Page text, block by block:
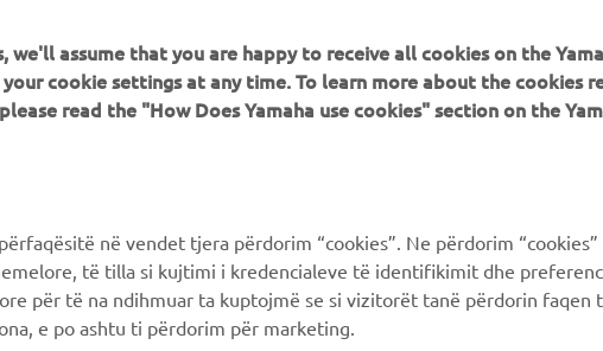
PIÙ YAMAHA
Yamaha Motor Global
Yamaha Blog
Applicazioni mobili
SUPPORTO
Prenota la manutenzione
Concessionari ufficiali
assume that you are happy to receive all cookies on the
cookie settings at any time. To learn more about the cookies
read the "How Does Yamaha use cookies" section on the
në vendet tjera përdorim “cookies”. Ne përdorim
të tilla si kujtimi i kredencialeve të identifikimit dhe
për të na ndihmuar ta kuptojmë se si vizitorët tanë përdorin
e po ashtu ti përdorim për marketing.